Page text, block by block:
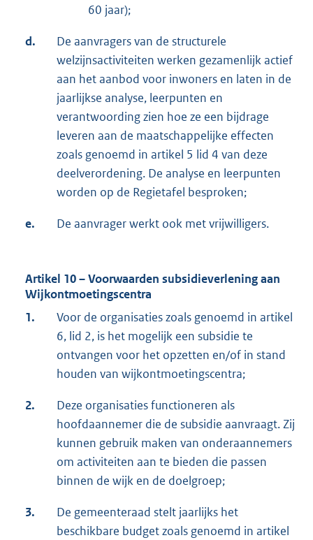
60 jaar);
d.
De aanvragers van de structurele
welzijnsactiviteiten werken gezamenlijk actief
aan het aanbod voor inwoners en laten in de
jaarlijkse analyse, leerpunten en
verantwoording zien hoe ze een bijdrage
leveren aan de maatschappelijke effecten
zoals genoemd in artikel 5 lid 4 van deze
deelverordening. De analyse en leerpunten
worden op de Regietafel besproken;
e. De aanvrager werkt ook met vrijwilligers.
Artikel 10 – Voorwaarden subsidieverlening aan
Wijkontmoetingscentra
1.
Voor de organisaties zoals genoemd in artikel
6, lid 2, is het mogelijk een subsidie te
ontvangen voor het opzetten en/of in stand
houden van wijkontmoetingscentra;
2.
Deze organisaties functioneren als
hoofdaannemer die de subsidie aanvraagt. Zij
kunnen gebruik maken van onderaannemers
om activiteiten aan te bieden die passen
binnen de wijk en de doelgroep;
3.
De gemeenteraad stelt jaarlijks het
beschikbare budget zoals genoemd in artikel